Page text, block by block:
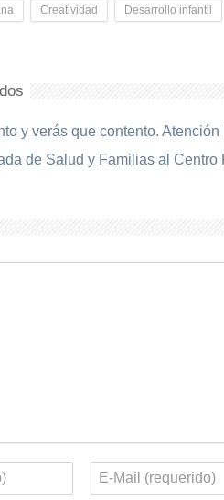
Creatividad Desarrollo infantil
y verás que contento. Atención
de Salud y Familias al
Correo